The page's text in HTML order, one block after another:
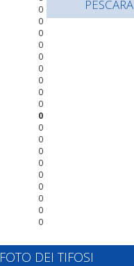
0
0
0
0
0
0
0
0
0
0
0
0
0
0
0
0
0
0
0
PESCARA
FOTO DEI TIFOSI